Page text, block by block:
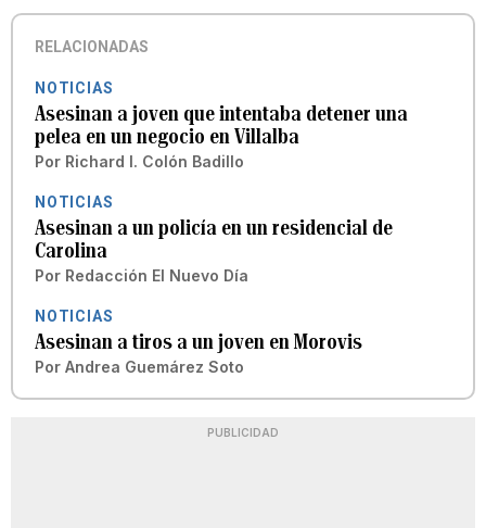
RELACIONADAS
NOTICIAS
Asesinan a joven que intentaba detener una
pelea en un negocio en Villalba
Por Richard I. Colón Badillo
NOTICIAS
Asesinan a un policía en un residencial de
Carolina
Por Redacción El Nuevo Día
NOTICIAS
Asesinan a tiros a un joven en Morovis
Por Andrea Guemárez Soto
PUBLICIDAD